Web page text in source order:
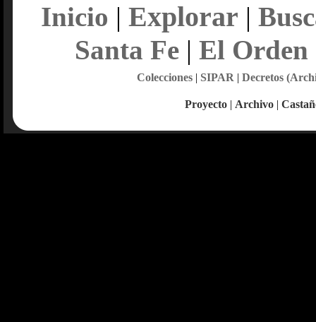
Inicio | Explorar |
Santa Fe| El Orden
Colecciones| SIPAR | Decretos
Proyecto | Archivo |